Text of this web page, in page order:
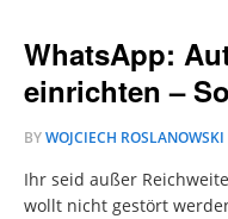
WhatsApp:
einrichten –
BYWOJCIECH ROSLANOWSKI
Ihr seid außer
wollt nicht gestört